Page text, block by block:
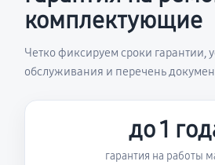
комплектующие
Четко фиксируем сроки гарантии,
обслуживания и перечень
до 1
гарантия на работы